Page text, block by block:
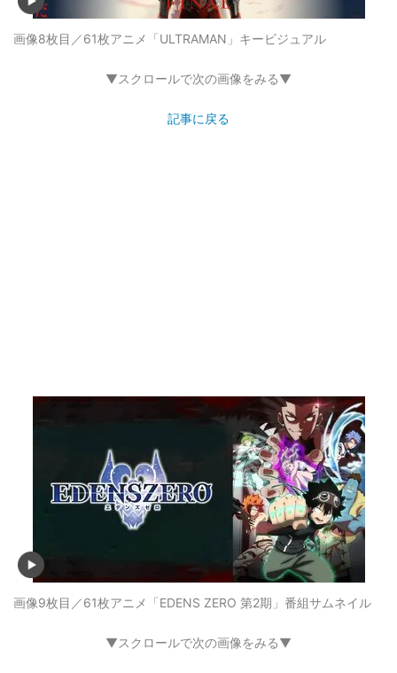
画像8枚目／61枚アニメ「ULTRAMAN」キービジュアル
▼スクロールで次の画像をみる▼
記事に戻る
画像9枚目／61枚アニメ「EDENS ZERO 第2期」番組サムネイル
▼スクロールで次の画像をみる▼